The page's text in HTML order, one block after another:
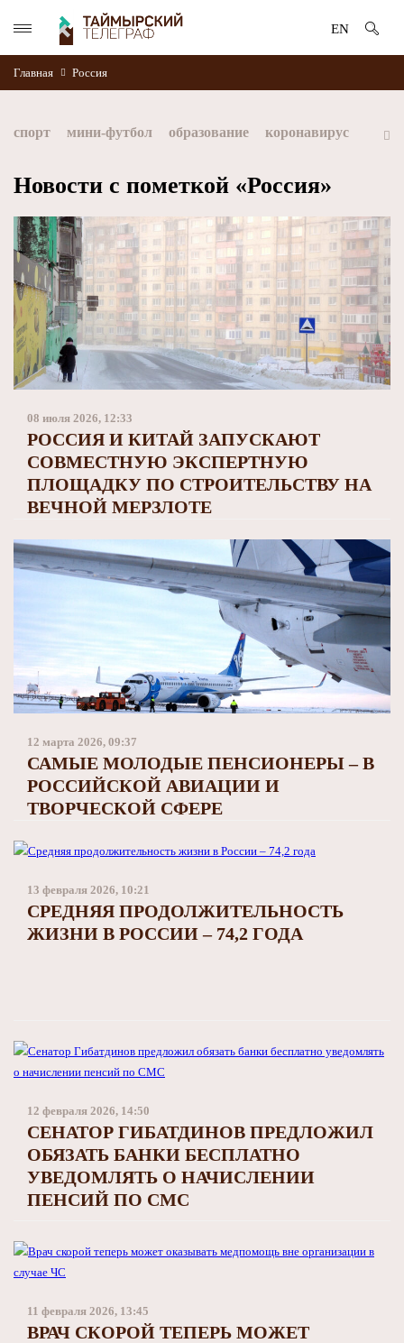
EN
Главная Россия
спорт мини-футбол образование коронавирус
Норникель Красноярский край Таймыр Дудинка
автографы истории Красноярскийкрай Арктика
МФК Норильский никель хоккей
Заполярный филиал Норникеля NordStar ЗГУ
Новости с пометкой «Россия»
08 июля 2026, 12:33
РОССИЯ И КИТАЙ ЗАПУСКАЮТ
СОВМЕСТНУЮ ЭКСПЕРТНУЮ
ПЛОЩАДКУ ПО СТРОИТЕЛЬСТВУ НА
ВЕЧНОЙ МЕРЗЛОТЕ
12 марта 2026, 09:37
САМЫЕ МОЛОДЫЕ ПЕНСИОНЕРЫ – В
РОССИЙСКОЙ АВИАЦИИ И
ТВОРЧЕСКОЙ СФЕРЕ
13 февраля 2026, 10:21
СРЕДНЯЯ ПРОДОЛЖИТЕЛЬНОСТЬ
ЖИЗНИ В РОССИИ – 74,2 ГОДА
12 февраля 2026, 14:50
СЕНАТОР ГИБАТДИНОВ ПРЕДЛОЖИЛ
ОБЯЗАТЬ БАНКИ БЕСПЛАТНО
УВЕДОМЛЯТЬ О НАЧИСЛЕНИИ
ПЕНСИЙ ПО СМС
11 февраля 2026, 13:45
ВРАЧ СКОРОЙ ТЕПЕРЬ МОЖЕТ